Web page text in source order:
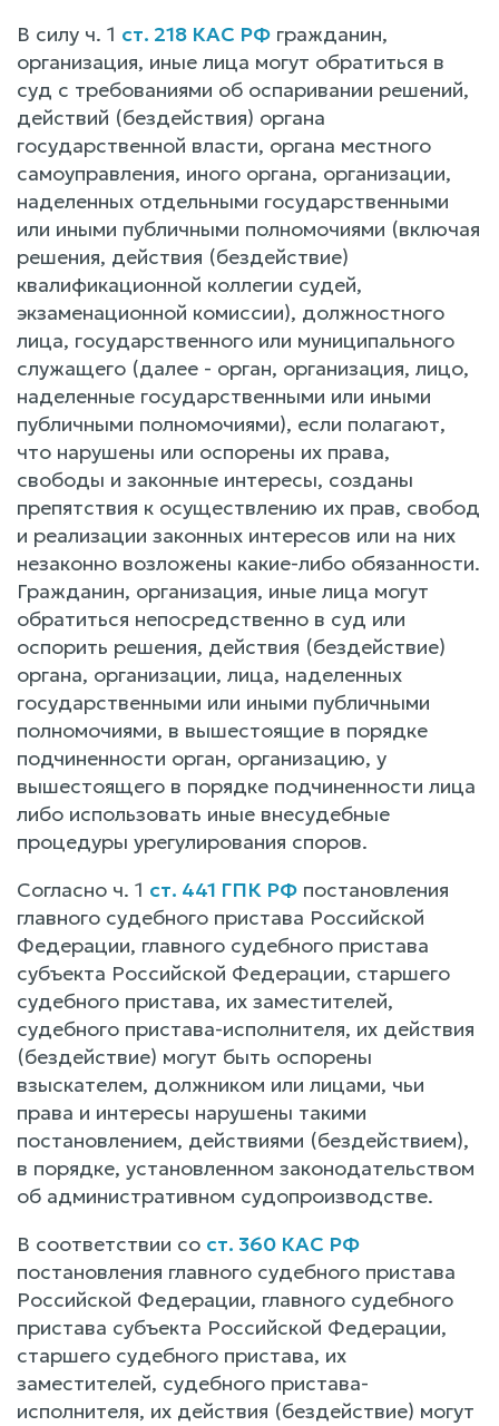
В силу ч. 1 ст. 218 КАС РФ гражданин,
организация, иные лица могут обратиться в
суд с требованиями об оспаривании решений,
действий (бездействия) органа
государственной власти, органа местного
самоуправления, иного органа, организации,
наделенных отдельными государственными
или иными публичными полномочиями (включая
решения, действия (бездействие)
квалификационной коллегии судей,
экзаменационной комиссии), должностного
лица, государственного или муниципального
служащего (далее - орган, организация, лицо,
наделенные государственными или иными
публичными полномочиями), если полагают,
что нарушены или оспорены их права,
свободы и законные интересы, созданы
препятствия к осуществлению их прав, свобод
и реализации законных интересов или на них
незаконно возложены какие-либо обязанности.
Гражданин, организация, иные лица могут
обратиться непосредственно в суд или
оспорить решения, действия (бездействие)
органа, организации, лица, наделенных
государственными или иными публичными
полномочиями, в вышестоящие в порядке
подчиненности орган, организацию, у
вышестоящего в порядке подчиненности лица
либо использовать иные внесудебные
процедуры урегулирования споров.
Согласно ч. 1 ст. 441 ГПК РФ постановления
главного судебного пристава Российской
Федерации, главного судебного пристава
субъекта Российской Федерации, старшего
судебного пристава, их заместителей,
судебного пристава-исполнителя, их действия
(бездействие) могут быть оспорены
взыскателем, должником или лицами, чьи
права и интересы нарушены такими
постановлением, действиями (бездействием),
в порядке, установленном законодательством
об административном судопроизводстве.
В соответствии со ст. 360 КАС РФ
постановления главного судебного пристава
Российской Федерации, главного судебного
пристава субъекта Российской Федерации,
старшего судебного пристава, их
заместителей, судебного пристава-
исполнителя, их действия (бездействие) могут